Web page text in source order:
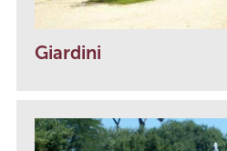
Giardini